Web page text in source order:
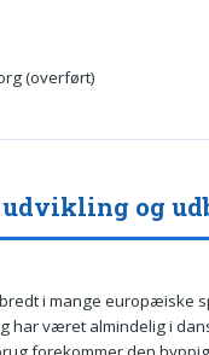
(overført)
og
i mange europæiske
har været almindelig i